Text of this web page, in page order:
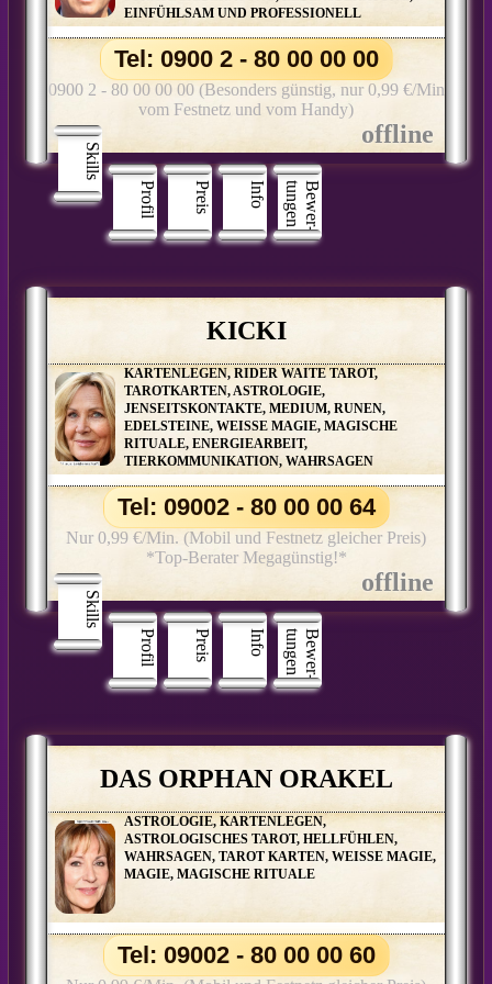
EINFÜHLSAM UND PROFESSIONELL
Skills
Profil
Preis Info B
e
w
e
r
­
t
u
n
g
e
n
Tel: 0900 2 - 80 00 00 00
0900 2 - 80 00 00 00 (Besonders günstig, nur 0,99 €/Min
vom Festnetz und vom Handy)
KICKI
KARTENLEGEN, RIDER WAITE TAROT,
TAROTKARTEN, ASTROLOGIE,
JENSEITSKONTAKTE, MEDIUM, RUNEN,
EDELSTEINE, WEISSE MAGIE, MAGISCHE
RITUALE, ENERGIEARBEIT,
TIERKOMMUNIKATION, WAHRSAGEN
Skills
Profil
Preis Info B
e
w
e
r
­
t
u
n
g
e
n
Tel: 09002 - 80 00 00 64
Nur 0,99 €/Min. (Mobil und Festnetz gleicher Preis)
*Top-Berater Megagünstig!*
DAS ORPHAN ORAKEL
ASTROLOGIE, KARTENLEGEN,
ASTROLOGISCHES TAROT, HELLFÜHLEN,
WAHRSAGEN, TAROT KARTEN, WEISSE MAGIE,
MAGIE, MAGISCHE RITUALE
Tel: 09002 - 80 00 00 60